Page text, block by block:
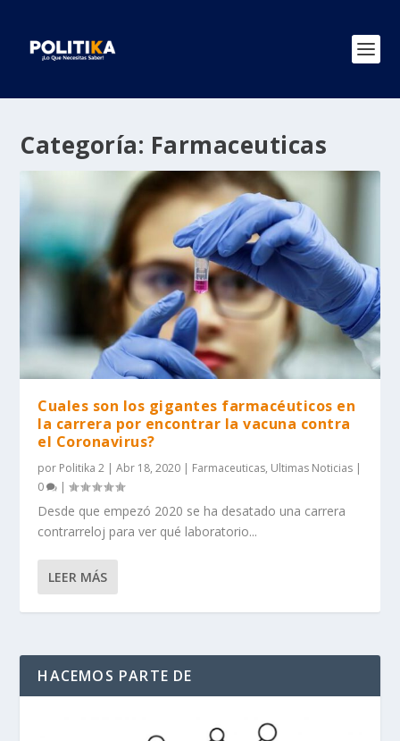
Categoría: Farmaceuticas
Cuales son los gigantes farmacéuticos en
la carrera por encontrar la vacuna contra
el Coronavirus?
por Politika 2 |Abr 18, 2020 | Farmaceuticas, Ultimas Noticias |
0
|
Desde que empezó 2020 se ha desatado una carrera
contrarreloj para ver qué laboratorio...
LEER MÁS
HACEMOS PARTE DE